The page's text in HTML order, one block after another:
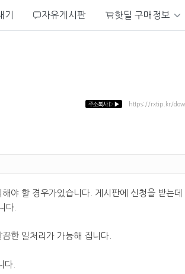
기 자유게시판 핫딜 구매정보
주소복사 ▷▶ https://rxtip.kr/
야 할 경우가있습니다. 게시판에 신청을 받는
다.
한 일처리가 가능해 집니다.
다.